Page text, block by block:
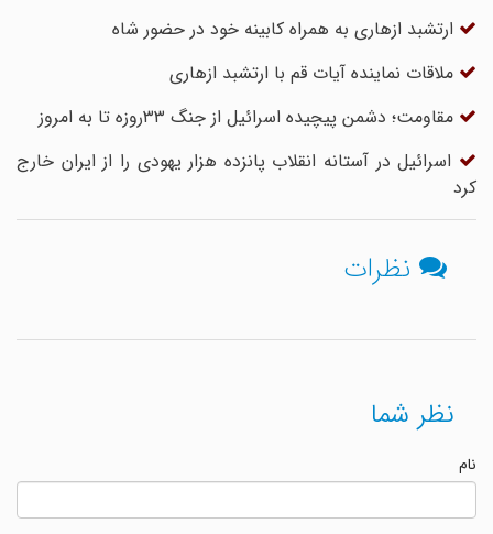
ارتشبد ازهاری به همراه کابینه خود در حضور شاه
ملاقات نماینده آیات قم با ارتشبد ازهاری
مقاومت؛ دشمن پیچیده اسرائیل از جنگ ۳۳روزه تا به امروز
اسرائیل در آستانه انقلاب پانزده هزار یهودی را از ایران خارج
کرد
نظرات
نظر شما